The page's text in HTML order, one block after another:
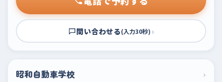
問い合わせる(入力30秒) ›
昭和自動車学校 ›